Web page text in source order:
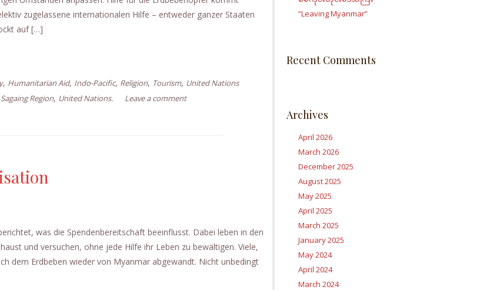
zugelassene internationalen Hilfe – entweder ganzer Staaten
auf […]
, Humanitarian Aid, Indo-Pacific, Religion, Tourism, United Nations
Sagaing Region, United Nations. Leave a comment
was die Spendenbereitschaft beeinflusst. Dabei leben in den
und versuchen, ohne jede Hilfe ihr Leben zu bewältigen. Viele,
dem Erdbeben wieder von Myanmar abgewandt. Nicht unbedingt
“Leaving Myanmar”
Recent Comments
Archives
April 2026
March 2026
December 2025
August 2025
May 2025
April 2025
March 2025
January 2025
May 2024
April 2024
March 2024